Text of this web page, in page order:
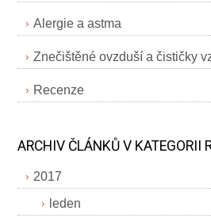
Alergie a astma
Znečištěné ovzduší a čističky
Recenze
ARCHIV ČLÁNKŮ V KATEGORII
2017
leden